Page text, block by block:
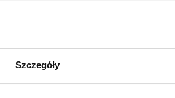
Szczegóły